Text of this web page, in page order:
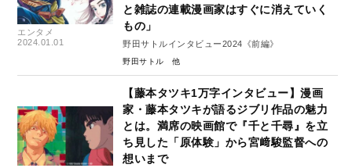
エンタメ
2024.01.01
と雑誌の連載漫画家はすぐに消えていく
もの」
野田サトルインタビュー2024《前編》
野田サトル
【藤本タツキ1万字インタビュー】漫画
家・藤本タツキが語るジブリ作品の魅力
とは。満席の映画館で『千と千尋』を立
ち見した「原体験」から宮﨑駿監督への
想いまで